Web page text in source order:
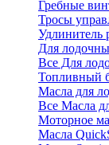
Гребные
Тросы
Удлинитель
Для
Все Для
Топливный
Масла для
Все Масла
Моторное
Масла